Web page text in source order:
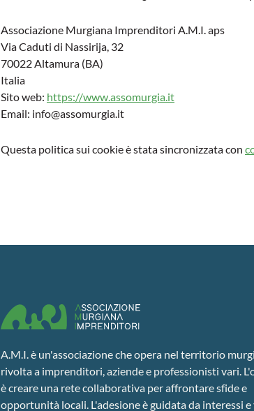
Associazione Murgiana Imprenditori A.M.I. aps
Via Caduti di Nassirija, 32
70022 Altamura (BA)
Italia
Sito web: https://www.assomurgia.it
Email: info@assomurgia.it
Questa politica sui cookie è stata sincronizzata con
A.M.I. è un'associazione che opera nel territorio
rivolta a imprenditori, aziende e professionisti vari.
è creare una rete collaborativa per affrontare sfide e
opportunità locali. L'adesione è guidata da interessi